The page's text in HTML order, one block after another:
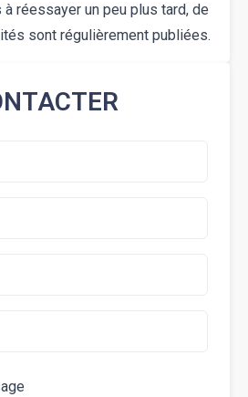
réessayer un peu plus tard, de
sont régulièrement publiées.